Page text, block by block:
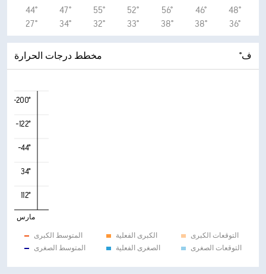
44°
27°
47°
34°
55°
32°
52°
33°
56°
38°
46°
38°
48°
36°
مخطط درجات الحرارة °ف
-200°
-122°
-44°
34°
112°
مارس
المتوسط الكبرى
المتوسط الصغرى
الكبرى الفعلية
الصغرى الفعلية
التوقعات الكبرى
التوقعات الصغرى